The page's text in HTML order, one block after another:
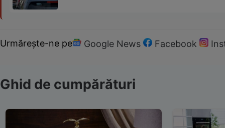
Urmărește-ne pe Google News Facebook
Ghid de cumpărături